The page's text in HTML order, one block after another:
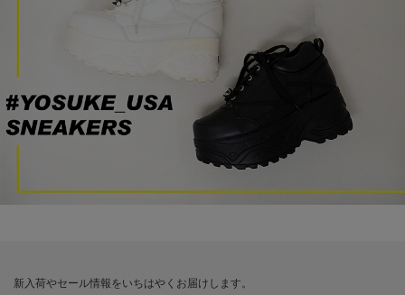
新入荷やセール情報をいちはやくお届けします。